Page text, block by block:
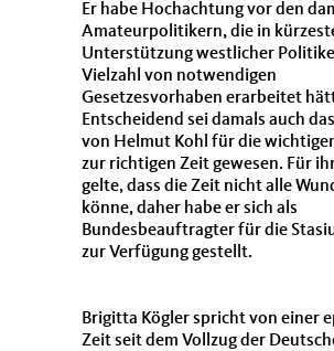
Er habe Hochachtung vor den
Amateurpolitikern, die in
Unterstützung westlicher
Vielzahl von notwendigen
Gesetzesvorhaben erarbeitet
Entscheidend sei damals auch
von Helmut Kohl für die
zur richtigen Zeit gewesen. Für
gelte, dass die Zeit nicht alle
könne, daher habe er sich als
Bundesbeauftragter für die
zur Verfügung gestellt.
Brigitta Kögler spricht von einer
Zeit seit dem Vollzug der